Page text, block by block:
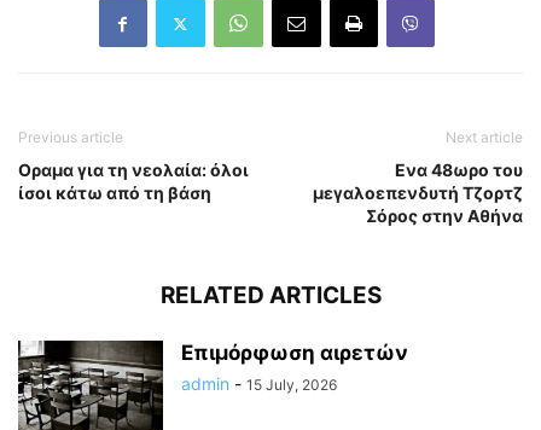
Previous article
Οραμα για τη νεολαία: όλοι
ίσοι κάτω από τη βάση
Next article
Ενα 48ωρο του
μεγαλοεπενδυτή Τζορτζ
Σόρος στην Αθήνα
RELATED ARTICLES
Επιμόρφωση αιρετών
admin - 15 July, 2026